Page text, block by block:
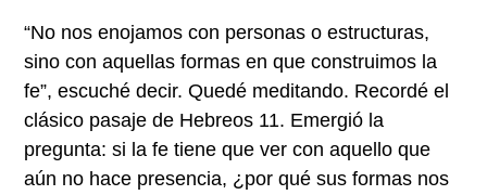
“No nos enojamos con personas o estructuras,
sino con aquellas formas en que construimos la
fe”, escuché decir. Quedé meditando. Recordé el
clásico pasaje de Hebreos 11. Emergió la
pregunta: si la fe tiene que ver con aquello que
aún no hace presencia, ¿por qué sus formas nos